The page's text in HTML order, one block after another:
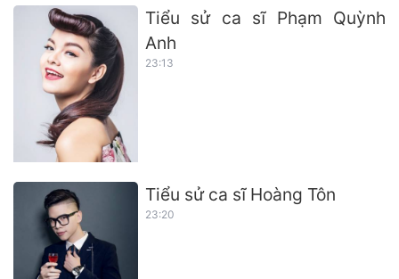
Tiểu sử ca sĩ Phạm Quỳnh
Anh
23:13
Tiểu sử ca sĩ Hoàng Tôn
23:20